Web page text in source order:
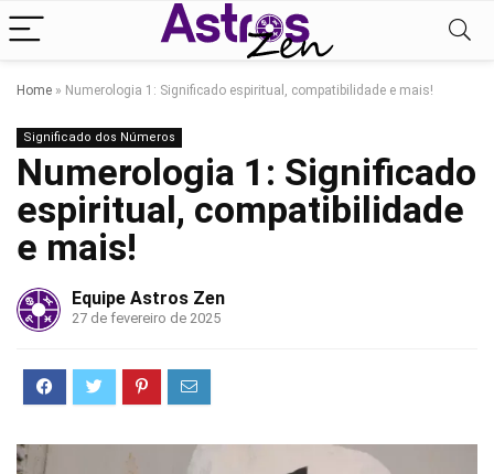
Home » Numerologia 1: Significado espiritual, compatibilidade e mais!
Significado dos Números
Numerologia 1: Significado
espiritual, compatibilidade
e mais!
Equipe Astros Zen
27 de fevereiro de 2025